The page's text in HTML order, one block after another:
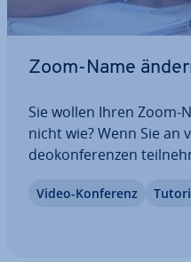
Zoom-Name
Sie wollen Ihren Zoom-
nicht wie? Wenn Sie
deo­kon­fe­ren­zen
oder Ver­wand­ten ist
Vorname aus­rei­chend.
Video-Konferenz